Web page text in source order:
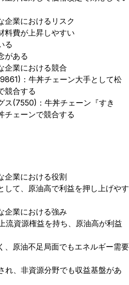
企業におけるリスク
料費が上昇しやすい
る
がある
企業における競合
：牛丼チェーン大手として松
競合する
ス(7550)：牛丼チェーン『すき
チェーンで競合する
企業における役割
して、原油高で利益を押し上げやす
企業における強み
流資源権益を持ち、原油高が利益
、原油不足局面でもエネルギー需要
れ、非資源分野でも収益基盤があ